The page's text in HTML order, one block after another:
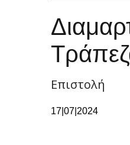
Επιστολή
17|07|2024